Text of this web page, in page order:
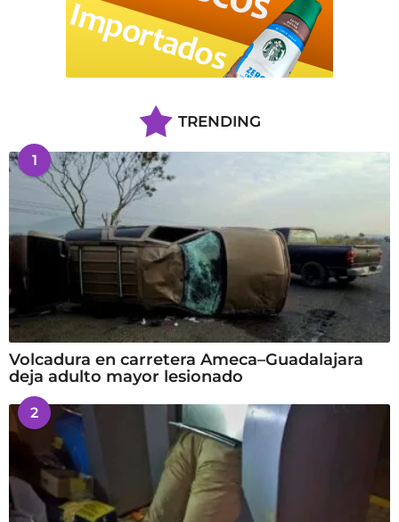
TRENDING
1
Volcadura en carretera Ameca–Guadalajara
deja adulto mayor lesionado
2